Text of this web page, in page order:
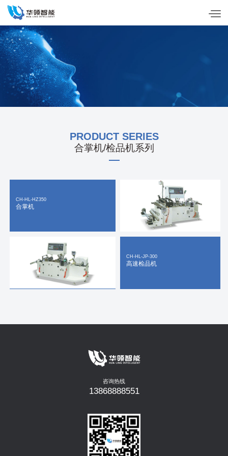
PRODUCT SERIES
合掌机/检品机系列
CH-HL-HZ350
合掌机
CH-HL-JP-300
高速检品机
咨询热线
13868888551